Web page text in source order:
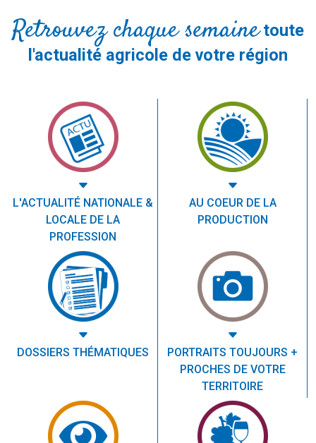
Retrouvez chaque semainetoute
l'actualité agricole de votre région
L'ACTUALITÉ NATIONALE &
LOCALE DE LA
PROFESSION
AU COEUR DE LA
PRODUCTION
DOSSIERS THÉMATIQUES
PORTRAITS TOUJOURS +
PROCHES DE VOTRE
TERRITOIRE